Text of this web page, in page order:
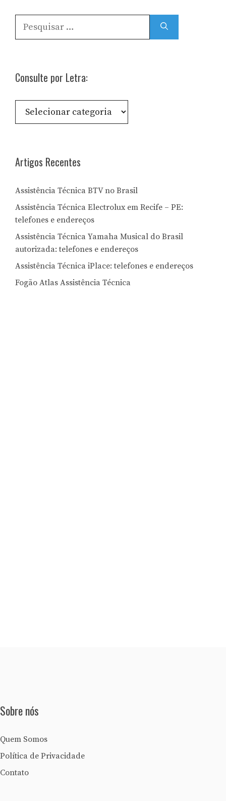
Pesquisar
por:
Consulte por Letra:
Consulte
Artigos Recentes
Assistência Técnica BTV no Brasil
Assistência Técnica Electrolux em Recife – PE:
telefones e endereços
Assistência Técnica Yamaha Musical do Brasil
autorizada: telefones e endereços
Assistência Técnica iPlace: telefones e endereços
Fogão Atlas Assistência Técnica
Sobre nós
Quem Somos
Política de Privacidade
Contato